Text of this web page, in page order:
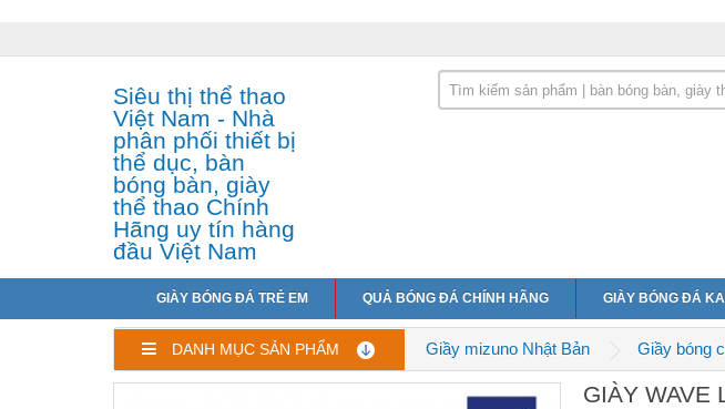
Siêu thị thể thao
Việt Nam - Nhà
phân phối thiết bị
thể dục, bàn
bóng bàn, giày
thể thao Chính
Hãng uy tín hàng
đầu Việt Nam
GIÀY BÓNG ĐÁ TRẺ EM QUẢ BÓNG ĐÁ CHÍNH HÃNG GIÀY BÓNG ĐÁ
DANH MỤC SẢN PHẨM Giầy mizuno Nhật Bản Giầy bóng
GIÀY WAVE